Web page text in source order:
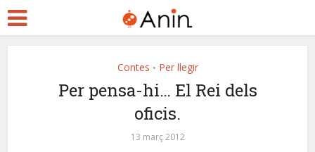
Contes • Per llegir
Per pensa-hi… El Rei dels
oficis.
13 març 2012